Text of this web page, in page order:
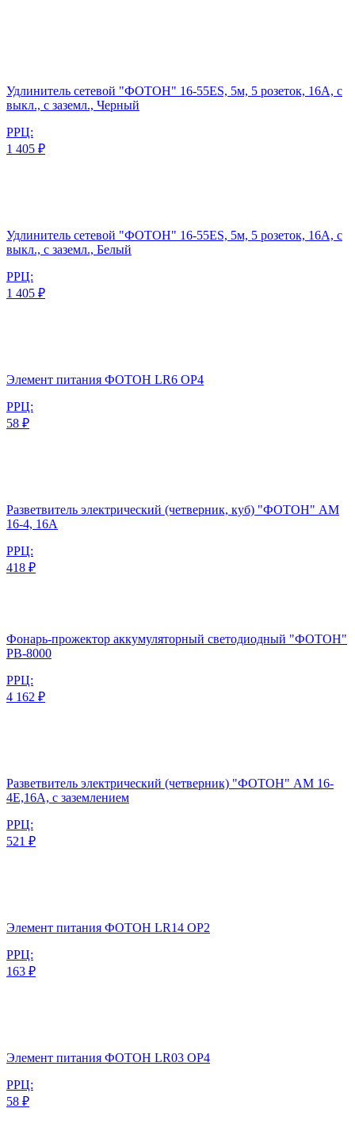
Удлинитель сетевой "ФОТОН" 16-55ЕS, 5м, 5 розеток, 16А, с
выкл., с заземл., Черный
РРЦ:
1 405 ₽
Удлинитель сетевой "ФОТОН" 16-55ЕS, 5м, 5 розеток, 16А, с
выкл., с заземл., Белый
РРЦ:
1 405 ₽
Элемент питания ФОТОН LR6 ОP4
РРЦ:
58 ₽
Разветвитель электрический (четверник, куб) "ФОТОН" АМ
16-4, 16А
РРЦ:
418 ₽
Фонарь-прожектор аккумуляторный светодиодный "ФОТОН"
PB-8000
РРЦ:
4 162 ₽
Разветвитель электрический (четверник) "ФОТОН" АМ 16-
4Е,16А, с заземлением
РРЦ:
521 ₽
Элемент питания ФОТОН LR14 ОP2
РРЦ:
163 ₽
Элемент питания ФОТОН LR03 ОP4
РРЦ:
58 ₽